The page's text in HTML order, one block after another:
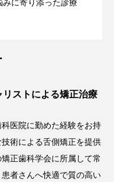
に寄り添った診療
ストによる矯正治療
医院に勤めた経験をお持
術による舌側矯正を提供
正歯科学会に所属して常
者さんへ快適で質の高い